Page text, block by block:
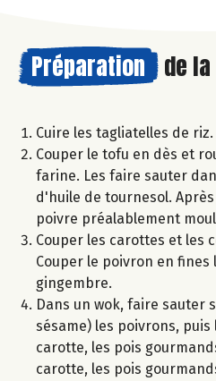
Préparation de la
Cuire les tagliatelles de riz.
Couper le tofu en dès et
farine. Les faire sauter
d'huile de tournesol.
poivre préalablement
Couper les carottes et les
Couper le poivron en fines
gingembre.
Dans un wok, faire sauter
sésame) les poivrons,
carotte, les pois
carotte, les pois